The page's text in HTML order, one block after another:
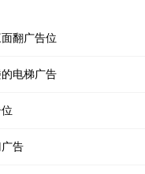
翻广告位
电梯广告
告